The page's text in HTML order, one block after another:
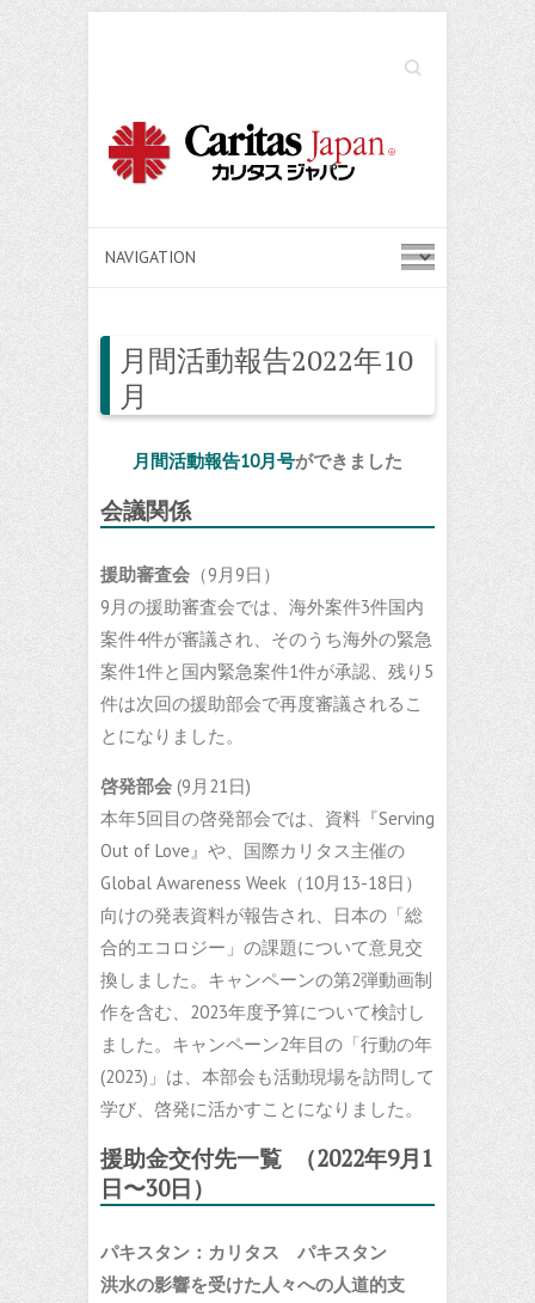
Search
月間活動報告2022年10
月
月間活動報告10月号ができました
会議関係
援助審査会 （9月9日）
9月の援助審査会では、海外案件3件国内
案件4件が審議され、そのうち海外の緊急
案件1件と国内緊急案件1件が承認、残り5
件は次回の援助部会で再度審議されるこ
とになりました。
啓発部会 (9月21日)
本年5回目の啓発部会では、資料『Serving
Out of Love』や、国際カリタス主催の
Global Awareness Week（10月13-18日）
向けの発表資料が報告され、日本の「総
合的エコロジー」の課題について意見交
換しました。キャンペーンの第2弾動画制
作を含む、2023年度予算について検討し
ました。キャンペーン2年目の「行動の年
(2023)」は、本部会も活動現場を訪問して
学び、啓発に活かすことになりました。
援助金交付先一覧 （2022年9月1
日〜30日）
パキスタン：カリタス パキスタン
洪水の影響を受けた人々への人道的支